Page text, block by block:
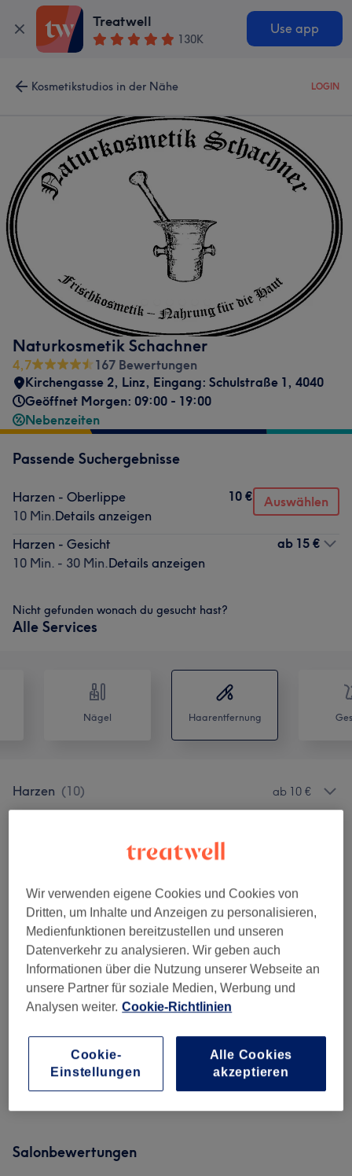
Treatwell
130K
Use app
Kosmetikstudios in der Nähe LOGIN
Naturkosmetik Schachner
4,7
167 Bewertungen
Kirchengasse 2, Linz, Eingang: Schulstraße 1, 4040
Geöffnet Morgen: 09:00 - 19:00
Nebenzeiten
Passende Suchergebnisse
Harzen - Oberlippe
10 Min.Details anzeigen
10 € Auswählen
Harzen - Gesicht
10 Min. - 30 Min.Details anzeigen
ab 15 €
Nicht gefunden wonach du gesucht hast?
Alle Services
Nägel Haarentfernung
Harzen (10) ab 10 €
Bild anklicken für weitere Details
Salonbewertungen
Wir verwenden eigene Cookies und Cookies von
Dritten, um Inhalte und Anzeigen zu personalisieren,
Medienfunktionen bereitzustellen und unseren
Datenverkehr zu analysieren. Wir geben auch
Informationen über die Nutzung unserer Webseite an
unsere Partner für soziale Medien, Werbung und
Analysen weiter. Cookie-Richtlinien
Alle Cookies
akzeptieren
Cookie-
Einstellungen